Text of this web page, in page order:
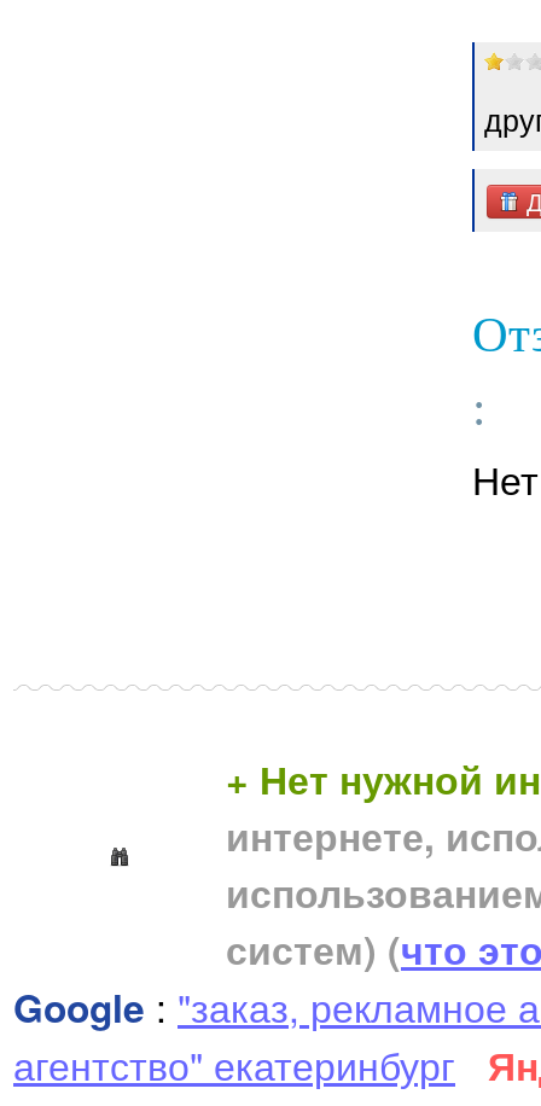
:
+ Нет нужной
интернете,
систем) (что
Google : "заказ, рекламное
агентство" екатеринбург